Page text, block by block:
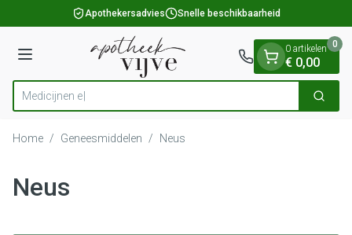
Ga naar de inhoudApothekersadvies Snelle beschikbaarheid
Menu
Product, merk, categorie... Zoek
0 artikelen
€ 0,00
0
Home / Geneesmiddelen / Neus
Neus